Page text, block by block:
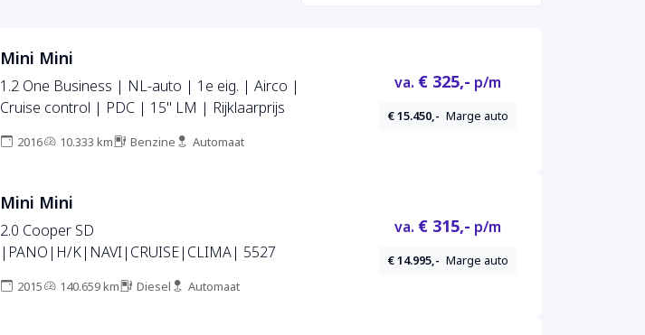
Mini Mini
1.2 One Business | NL-auto | 1e eig. | Airco |
Cruise control | PDC | 15" LM | Rijklaarprijs
2016 10.333 km Benzine Automaat
va. € 325,- p/m
€ 15.450,- Marge auto
Mini Mini
2.0 Cooper SD
|PANO|H/K|NAVI|CRUISE|CLIMA| 5527
2015 140.659 km Diesel Automaat
va. € 315,- p/m
€ 14.995,- Marge auto